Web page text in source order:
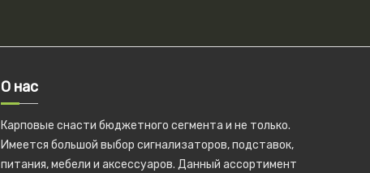
О нас
Карповые снасти бюджетного сегмента и не только.
Имеется большой выбор сигнализаторов, подставок,
питания, мебели и аксессуаров. Данный ассортимент